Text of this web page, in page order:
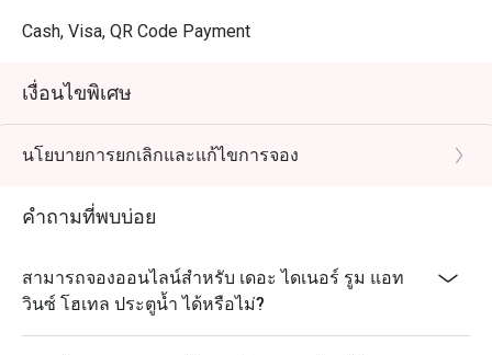
Cash, Visa, QR Code Payment
เงื่อนไขพิเศษ
นโยบายการยกเลิกและแก้ไขการจอง
คำถามที่พบบ่อย
สามารถจองออนไลน์สำหรับ เดอะ ไดเนอร์ รูม แอท
วินซ์ โฮเทล ประตูน้ำ ได้หรือไม่?